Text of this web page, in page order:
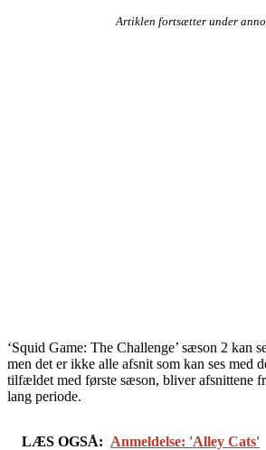
Artiklen fortsætter under
‘Squid Game: The Challenge’ sæson 2 kan
men det er ikke alle afsnit som kan ses med
tilfældet med første sæson, bliver afsnittene
lang periode.
LÆS OGSÅ: Anmeldelse: 'Alley Cats'